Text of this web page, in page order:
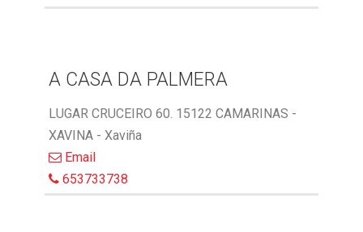
A CASA DA PALMERA
LUGAR CRUCEIRO 60. 15122 CAMARINAS -
XAVINA - Xaviña
Email
653733738